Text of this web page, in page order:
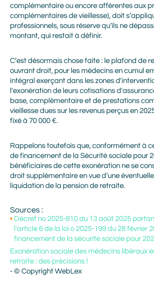
complémentaire ou encore afférentes aux
complémentaires de vieillesse), doit
professionnels, sous réserve qu’ils ne
montant, qui restait à définir.
C’est désormais chose faite : le plafond de
ouvrant droit, pour les médecins en cumul
intégral exerçant dans les zones
l'exonération de leurs cotisations
base, complémentaire et de prestations
vieillesse dues sur les revenus perçus en
fixé à 70 000 €.
Rappelons toutefois que, conformément à
de financement de la Sécurité sociale pour
bénéficiaires de cette exonération ne se
droit supplémentaire en vue d’une
liquidation de la pension de retraite.
Sources :
Décret no 2025-810 du 13 août 2025
l'article 6 de la loi o 2025-199 du 28 février
financement de la sécurité sociale pour
Exonération sociale des médecins libéraux
retraite : des précisions !
- © Copyright WebLex
Nom